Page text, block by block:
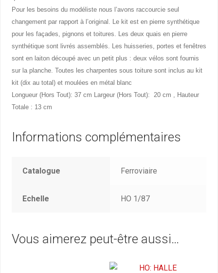
Pour les besoins du modéliste nous l’avons raccourcie seul
changement par rapport à l’original. Le kit est en pierre synthétique
pour les façades, pignons et toitures. Les deux quais en pierre
synthétique sont livrés assemblés. Les huisseries, portes et fenêtres
sont en laiton découpé avec un petit plus : deux vélos sont fournis
sur la planche. Toutes les charpentes sous toiture sont inclus au kit
kit (dix au total) et moulées en métal blanc
Longueur (Hors Tout): 37 cm Largeur (Hors Tout): 20 cm , Hauteur
Totale : 13 cm
Informations complémentaires
Catalogue Ferroviaire
Echelle HO 1/87
Vous aimerez peut-être aussi…